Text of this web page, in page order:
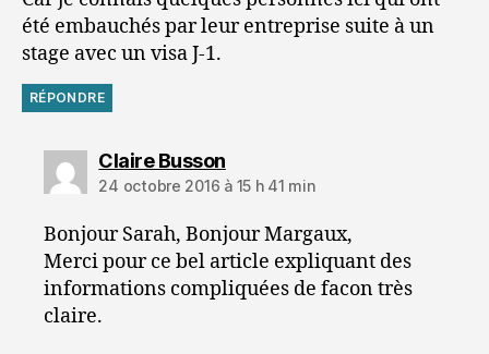
été embauchés par leur entreprise suite à un
stage avec un visa J-1.
RÉPONDRE
Claire Bussondit :
24 octobre 2016 à 15 h 41 min
Bonjour Sarah, Bonjour Margaux,
Merci pour ce bel article expliquant des
informations compliquées de facon très
claire.